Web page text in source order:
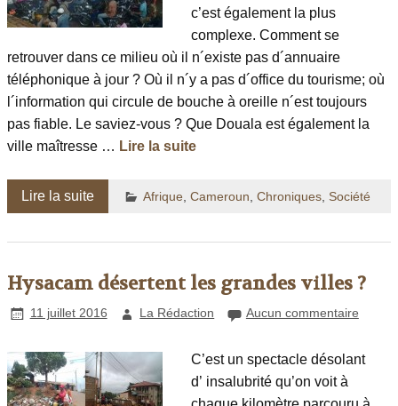
c’est également la plus
complexe. Comment se
retrouver dans ce milieu où il n´existe pas d´annuaire
téléphonique à jour ? Où il n´y a pas d´office du tourisme; où
l´information qui circule de bouche à oreille n´est toujours
pas fiable. Le saviez-vous ? Que Douala est également la
ville maîtresse … Lire la suite
Lire la suite Afrique Cameroun Chroniques, Société
Hysacam désertent les grandes villes ?
11 juillet 2016 La Rédaction Aucun commentaire
C’est un spectacle désolant
d’ insalubrité qu’on voit à